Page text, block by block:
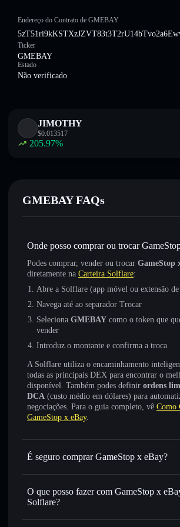
Endereço do Contrato de GMEBAY
Ticker
GMEBAY
Estado
Não verificado
JIMOTHY
$0.013517
205.97%
GMEBAY FAQs
Onde posso comprar ou trocar
Podes comprar, vender ou trocar GameStop
diretamente na Carteira Solflare:
Abre a Solflare (app móvel ou extensão
Navega até ao separador Trocar
Seleciona GMEBAY como o token que
vender
Introduz o montante e confirma a troca
A Solflare utiliza o encaminhamento
todas as principais DEX para encontrar o
disponível. Também podes definir ordens
DCA (custo médio em dólares) para
negociações. Para o guia completo, vê Como
GameStop x eBay.
É seguro comprar GameStop x eBay?
GameStop x eBay não está verificado
O que posso fazer com GameStop x
Solflare?
GameStop x eBay
Carteira Solflare